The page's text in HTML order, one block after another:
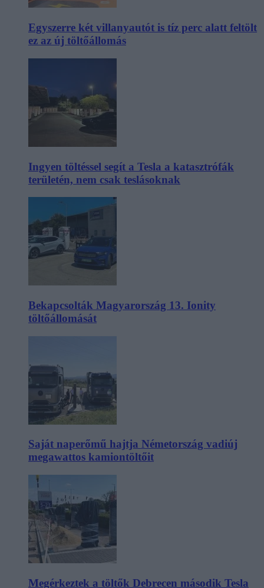
Egyszerre két villanyautót is tíz perc alatt feltölt
ez az új töltőállomás
Ingyen töltéssel segít a Tesla a katasztrófák
területén, nem csak teslásoknak
Bekapcsolták Magyarország 13. Ionity
töltőállomását
Saját naperőmű hajtja Németország vadiúj
megawattos kamiontöltőit
Megérkeztek a töltők Debrecen második Tesla